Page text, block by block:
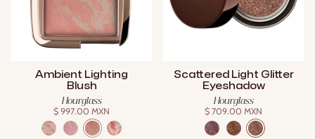
Ambient Lighting
Blush
Hourglass
$ 997.00 MXN
Scattered Light Glitter
Eyeshadow
Hourglass
$ 709.00 MXN